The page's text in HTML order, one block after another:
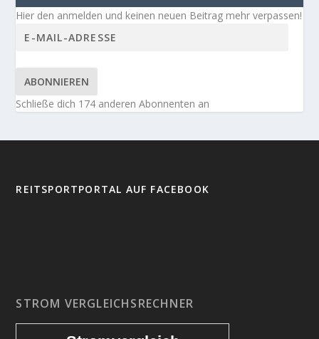
Hier den anmelden und keinen neuen Beitrag mehr verpassen!
ABONNIEREN
Schließe dich 174 anderen Abonnenten an
REITSPORTPORTAL AUF FACEBOOK
STROM VERGLEICHSRECHNER